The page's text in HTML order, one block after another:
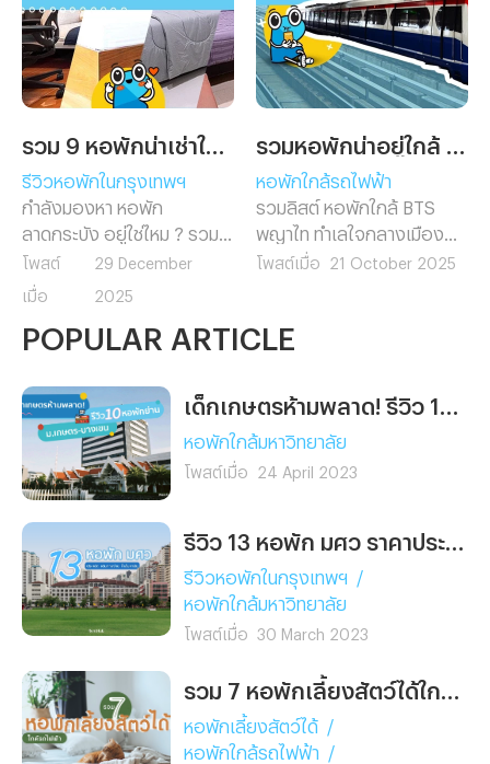
รีวิวหอพักในกรุงเทพฯ
กำลังมองหา หอพัก
ลาดกระบัง อยู่ใช่ไหม ? รวม 9
หอพักน่าเช่าใกล้แหล่งเรียน
และที่ทำงาน เดินทางสะดวก
สุวรรณภูมิ พร้อมสิ่งอำนวย
สำหรับคุณได้ที่นี่
โพสต์
เมื่อ
29 December
2025
หอพักใกล้รถไฟฟ้า
รวมลิสต์ หอพักใกล้ BTS
พญาไท ทำเลใจกลางเมือง
เดินทางสะดวก ใกล้ทั้ง
ทำงานและนักศึกษาที่อยากพัก
โพสต์เมื่อ 21 October 2025
POPULAR ARTICLE
หอพักใกล้มหาวิทยาลัย
โพสต์เมื่อ 24 April 2023
รีวิวหอพักในกรุงเทพฯ
/
หอพักใกล้มหาวิทยาลัย
โพสต์เมื่อ 30 March 2023
หอพักเลี้ยงสัตว์ได้
/
หอพักใกล้รถไฟฟ้า
/